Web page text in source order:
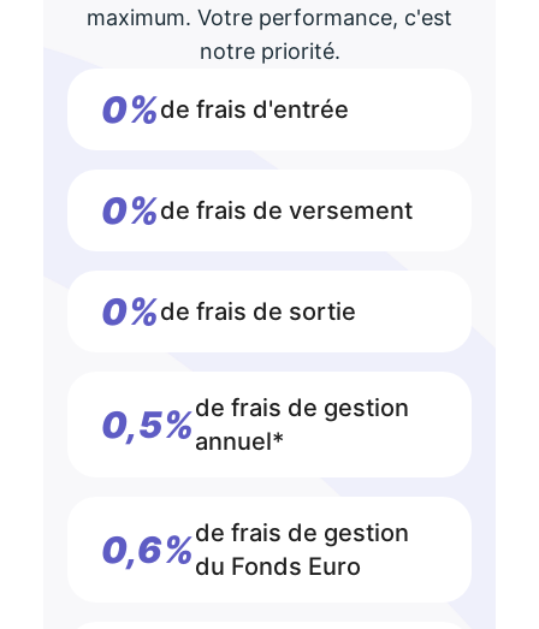
maximum. Votre performance, c'est
notre priorité.
0%de frais d'entrée
0%de frais de versement
0%de frais de sortie
0,5%de frais de gestion
annuel*
0,6%de frais de gestion
du Fonds Euro